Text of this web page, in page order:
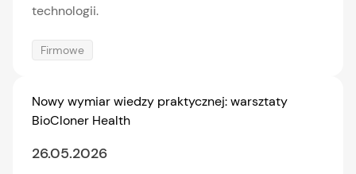
technologii.
Firmowe
Nowy wymiar wiedzy praktycznej: warsztaty
BioCloner Health
26.05.2026